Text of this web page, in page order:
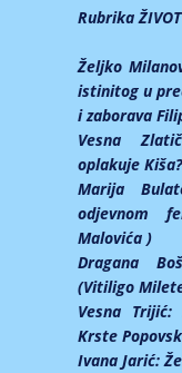
Rubrika
Željko
istinitog u
i zaborava
Vesna
oplakuje
Marija
odjevnom
Malovića )
Dragana
(Vitiligo
Vesna Trijić:
Krste
Ivana Jarić: